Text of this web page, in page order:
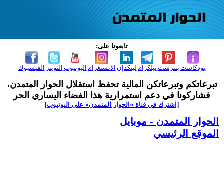
تابعونا على:
الفيسبوك التويتر اليوتيوب الانستغرام لينكدإن تيلكرامبنترست بودكاست
تبرعاتكم وتبرعاتكن المالية تحفظ استقلال الحوار المتمدن،
فشاركونا في دعم استمرارية هذا الفضاء اليساري الحر
[اشترك في قناة ‫«الحوار المتمدن» على اليوتيوب]
الحوار المتمدن - موبايل
الموقع الرئيسي